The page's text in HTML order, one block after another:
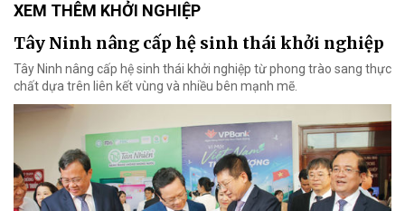
XEM THÊM KHỞI NGHIỆP
Tây Ninh nâng cấp hệ sinh thái khởi nghiệp
Tây Ninh nâng cấp hệ sinh thái khởi nghiệp từ phong trào sang thực
chất dựa trên liên kết vùng và nhiều bên mạnh mẽ.